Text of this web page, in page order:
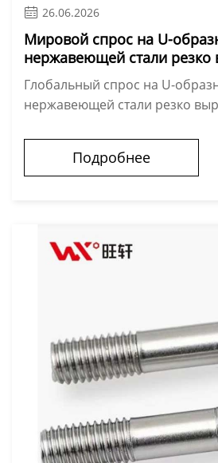
 26.06.2026
Мировой спрос на U-
нержавеющей стали
расширения
Глобальный спрос на U-
нержавеющей стали резко
изделий также демонстрирует
Подробнее